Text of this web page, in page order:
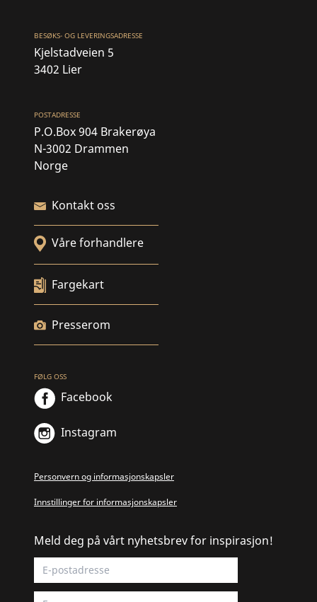
BESØKS- OG LEVERINGSADRESSE
Kjelstadveien 5
3402 Lier
POSTADRESSE
P.O.Box 904 Brakerøya
N-3002 Drammen
Norge
Kontakt oss
Våre forhandlere
Fargekart
Presserom
FØLG OSS
Facebook
Instagram
Personvern og informasjonskapsler
Innstillinger for informasjonskapsler
Meld deg på vårt nyhetsbrev for inspirasjon!